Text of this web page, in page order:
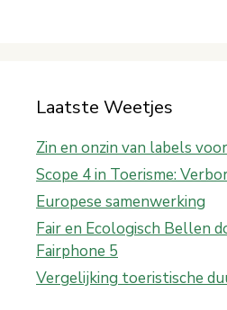
Laatste Weetjes
Zin en onzin van labels
Scope 4 in Toerisme:
Europese samenwerking
Fair en Ecologisch Bellen
Fairphone 5
Vergelijking toeristische